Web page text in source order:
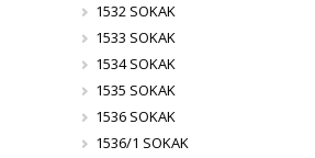
1532 SOKAK
1533 SOKAK
1534 SOKAK
1535 SOKAK
1536 SOKAK
1536/1 SOKAK